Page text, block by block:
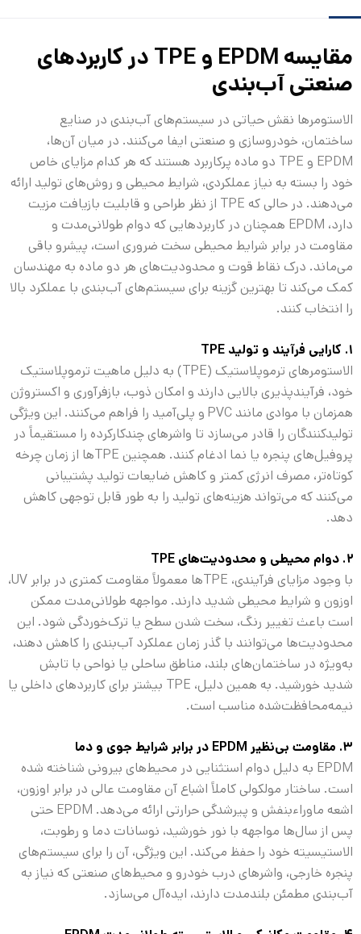
مقایسه EPDM و TPE در کاربردهای
صنعتی آب‌بندی
الاستومرها نقش حیاتی در سیستم‌های آب‌بندی در صنایع
ساختمان، خودروسازی و صنعتی ایفا می‌کنند. در میان آن‌ها،
EPDM و TPE دو ماده پرکاربرد هستند که هر کدام مزایای خاص
خود را بسته به نیاز عملکردی، شرایط محیطی و روش‌های تولید ارائه
می‌دهند. در حالی که TPE از نظر طراحی و قابلیت بازیافت مزیت
دارد، EPDM همچنان در کاربردهایی که دوام طولانی‌مدت و
مقاومت در برابر شرایط محیطی سخت ضروری است، پیشرو باقی
می‌ماند. درک نقاط قوت و محدودیت‌های هر دو ماده به مهندسان
کمک می‌کند تا بهترین گزینه برای سیستم‌های آب‌بندی با عملکرد بالا
را انتخاب کنند.
۱. کارایی فرآیند و تولید
الاستومرهای ترموپلاستیک (TPE) به دلیل ماهیت ترموپلاستیک
خود، فرآیندپذیری بالایی دارند و امکان ذوب، بازفرآوری و اکستروژن
همزمان با موادی مانند PVC و پلی‌آمید را فراهم می‌کنند. این ویژگی
تولیدکنندگان را قادر می‌سازد تا واشرهای چندکارکرده را مستقیماً در
پروفیل‌های پنجره یا نما ادغام کنند. همچنین TPE‌ها از زمان چرخه
کوتاه‌تر، مصرف انرژی کمتر و کاهش ضایعات تولید پشتیبانی
می‌کنند که می‌تواند هزینه‌های تولید را به طور قابل توجهی کاهش
دهد.
۲. دوام محیطی و محدودیت‌های
با وجود مزایای فرآیندی، TPE‌ها معمولاً مقاومت کمتری در برابر UV،
اوزون و شرایط محیطی شدید دارند. مواجهه طولانی‌مدت ممکن
است باعث تغییر رنگ، سخت شدن سطح یا ترک‌خوردگی شود. این
محدودیت‌ها می‌توانند با گذر زمان عملکرد آب‌بندی را کاهش دهند،
به‌ویژه در ساختمان‌های بلند، مناطق ساحلی یا نواحی با تابش
شدید خورشید. به همین دلیل، TPE بیشتر برای کاربردهای داخلی یا
نیمه‌محافظت‌شده مناسب است.
۳. مقاومت بی‌نظیر EPDM در برابر شرایط جوی و دما
EPDM به دلیل دوام استثنایی در محیط‌های بیرونی شناخته شده
است. ساختار مولکولی کاملاً اشباع آن مقاومت عالی در برابر اوزون،
اشعه ماوراءبنفش و پیرشدگی حرارتی ارائه می‌دهد. EPDM حتی
پس از سال‌ها مواجهه با نور خورشید، نوسانات دما و رطوبت،
الاستیسیته خود را حفظ می‌کند. این ویژگی، آن را برای سیستم‌های
پنجره خارجی، واشرهای درب خودرو و محیط‌های صنعتی که نیاز به
آب‌بندی مطمئن بلندمدت دارند، ایده‌آل می‌سازد.